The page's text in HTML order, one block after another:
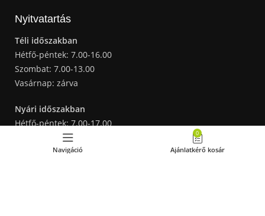
Nyitvatartás
Téli időszakban
Hétfő-péntek: 7.00-16.00
Szombat: 7.00-13.00
Vasárnap: zárva
Nyári időszakban
Hétfő-péntek: 7.00-17.00
Szombat: 7.00-13.00
Vasárnap: zárva
Navigáció
0
Ajánlatkérő kosár